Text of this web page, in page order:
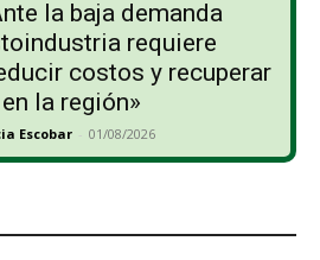
la baja demanda
requiere
costos y recuperar
la región»
Escobar - 01/08/2026